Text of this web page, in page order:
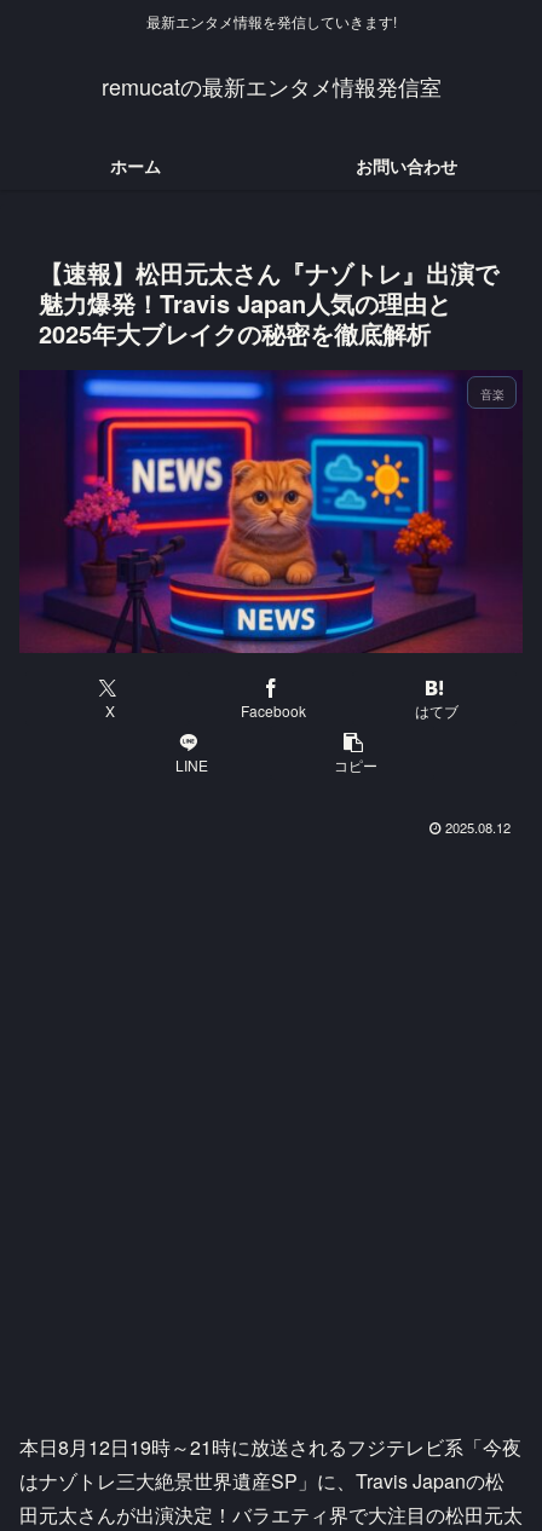
最新エンタメ情報を発信していきます!
remucatの最新エンタメ情報発信室
ホーム お問い合わせ
【速報】松田元太さん『ナゾトレ』出演で
魅力爆発！Travis Japan人気の理由と
2025年大ブレイクの秘密を徹底解析
音楽
X Facebook はてブ
LINE コピー
2025.08.12
本日8月12日19時～21時に放送されるフジテレビ系「今夜
はナゾトレ三大絶景世界遺産SP」に、Travis Japanの松
田元太さんが出演決定！バラエティ界で大注目の松田元太